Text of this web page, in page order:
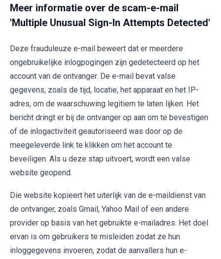
Meer informatie over de scam-e-mail
'Multiple Unusual Sign-In Attempts Detected'
Deze frauduleuze e-mail beweert dat er meerdere
ongebruikelijke inlogpogingen zijn gedetecteerd op het
account van de ontvanger. De e-mail bevat valse
gegevens, zoals de tijd, locatie, het apparaat en het IP-
adres, om de waarschuwing legitiem te laten lijken. Het
bericht dringt er bij de ontvanger op aan om te bevestigen
of de inlogactiviteit geautoriseerd was door op de
meegeleverde link te klikken om het account te
beveiligen. Als u deze stap uitvoert, wordt een valse
website geopend.
Die website kopieert het uiterlijk van de e-maildienst van
de ontvanger, zoals Gmail, Yahoo Mail of een andere
provider op basis van het gebruikte e-mailadres. Het doel
ervan is om gebruikers te misleiden zodat ze hun
inloggegevens invoeren, zodat de aanvallers hun e-